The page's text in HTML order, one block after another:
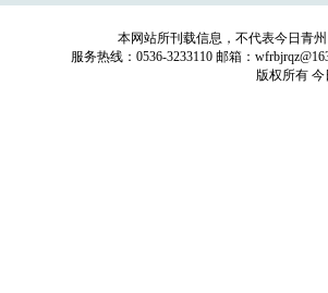
本网站所刊载信息，不代表今日青
服务热线：0536-3233110 邮箱：
版权所有 今